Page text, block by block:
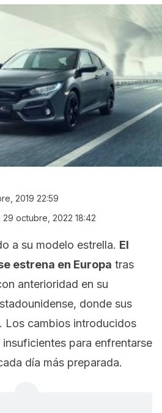
2019 22:59
29 octubre, 2022 18:42
a su modelo estrella. El
estrena en Europa tras
anterioridad en su
donde sus
Los cambios introducidos
para enfrentarse
día más preparada.